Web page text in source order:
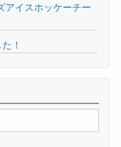
アイスホッケーチー
！